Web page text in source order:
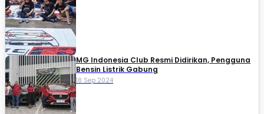
MG Indonesia Club Resmi Didirikan, Pengguna
Bensin Listrik Gabung
18 Sep 2024